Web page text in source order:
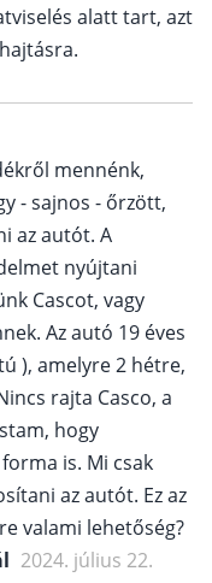
alatt tart, azt
mennénk,
- sajnos - őrzött,
az autót. A
nyújtani
Cascot, vagy
Az autó 19 éves
), amelyre 2 hétre,
rajta Casco, a
hogy
is. Mi csak
az autót. Ez az
valami lehetőség?
2024. július 22.